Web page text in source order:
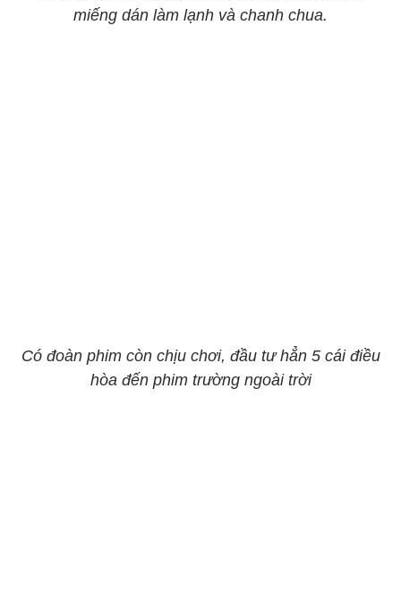
miếng dán làm lạnh và chanh chua.
Có đoàn phim còn chịu chơi, đầu tư hẳn 5 cái điều
hòa đến phim trường ngoài trời